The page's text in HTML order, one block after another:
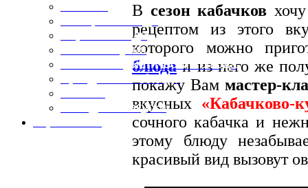
Первые блюда
Полевая кухня
Постные и диетические блюда
Праздничные блюда
Холодные закуски
В сезон кабачков
рецептом из этого
которого можно
блюдаи из него же
покажу Вам мастер-
вкусных «Кабачково-
сочного кабачка и
этому блюду
красивый вид вызовут